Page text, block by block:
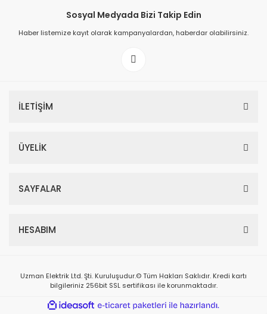
Sosyal Medyada Bizi Takip Edin
Haber listemize kayıt olarak kampanyalardan, haberdar olabilirsiniz.
İLETİŞİM
ÜYELİK
SAYFALAR
HESABIM
Uzman Elektrik Ltd. Şti. Kuruluşudur.© Tüm Hakları Saklıdır. Kredi kartı
bilgileriniz 256bit SSL sertifikası ile korunmaktadır.
ideasoft
e-